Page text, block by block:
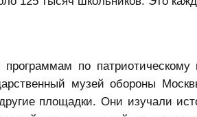
по
музей обороны
площадки. Они изучали